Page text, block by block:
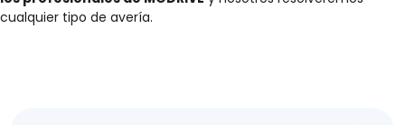
cualquier tipo de avería.